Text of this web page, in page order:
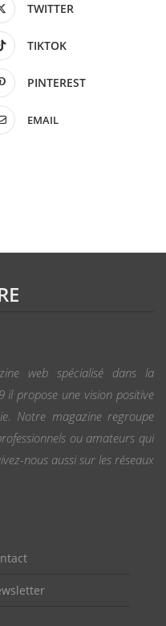
TWITTER
TIKTOK
PINTEREST
EMAIL
web spécialisé dans la
il propose une vision positive
Notre magazine regroupe
ou amateurs qui
nous aussi sur les réseaux